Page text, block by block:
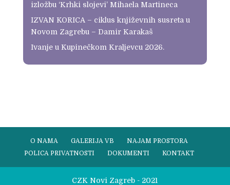
izložbu ‘Krhki slojevi’ Mihaela Martineca
IZVAN KORICA – ciklus književnih susreta u
Novom Zagrebu – Damir Karakaš
Ivanje u Kupinečkom Kraljevcu 2026.
O NAMA GALERIJA VB
NAJAM PROSTORA
POLICA PRIVATNOSTI
DOKUMENTI KONTAKT
CZK Novi Zagreb - 2021